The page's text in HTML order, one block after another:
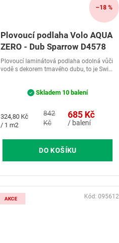
–18 %
Plovoucí podlaha Volo AQUA
ZERO - Dub Sparrow D4578
842
Kč
685 Kč
/ balení
Měrná
cena:
324,80 Kč
/ 1 m2
DO KOŠÍKU
Plovoucí laminátová podlaha odolná vůči
vodě s dekorem tmavého dubu, to je Swiss
Skladem 10 balení
AKCE Kód:095612